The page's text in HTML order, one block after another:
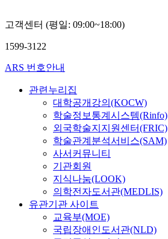
고객센터 (평일: 09:00~18:00)
1599-3122
ARS 번호안내
관련누리집
대학공개강의(KOCW)
학술정보통계시스템(Rinfo)
외국학술지지원센터(FRIC)
학술관계분석서비스(SAM)
사서커뮤니티
기관회원
지식나눔(LOOK)
의학전자도서관(MEDLIS)
유관기관 사이트
교육부(MOE)
국립장애인도서관(NLD)